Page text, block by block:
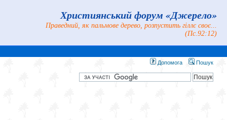
Християнський форум «Джерело»
Праведний, як пальмове дерево, розпустить гіллє своє...
(Пс.92:12)
Допомога Пошук